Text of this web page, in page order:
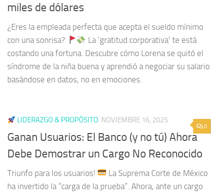
miles de dólares
¿Eres la empleada perfecta que acepta el sueldo mínimo
con una sonrisa?
La ‘gratitud corporativa’ te está
costando una fortuna. Descubre cómo Lorena se quitó el
síndrome de la niña buena y aprendió a negociar su salario
basándose en datos, no en emociones.
0
LIDERAZGO & PROPÓSITO NOVIEMBRE 16, 2025
Ganan Usuarios: El Banco (y no tú) Ahora
Debe Demostrar un Cargo No Reconocido
Triunfo para los usuarios!
La Suprema Corte de México
ha invertido la “carga de la prueba”. Ahora, ante un cargo